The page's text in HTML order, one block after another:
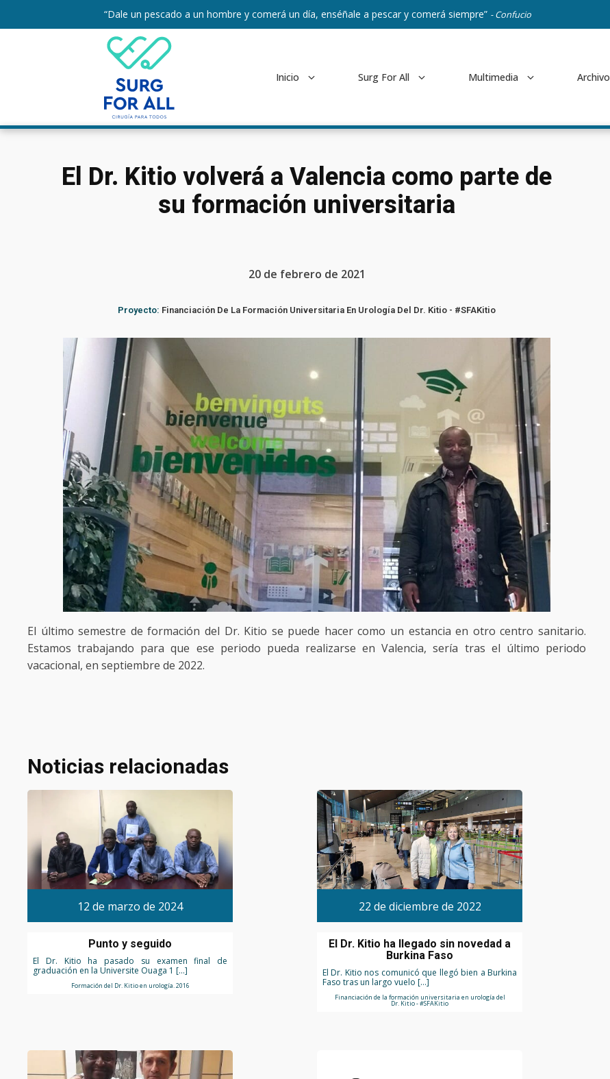
“Dale un pescado a un hombre y comerá un día, enséñale a pescar y comerá siempre” - Confucio
Inicio Surg For All Multimedia Archivo
El Dr. Kitio volverá a Valencia como parte de
su formación universitaria
20 de febrero de 2021
Proyecto: Financiación De La Formación Universitaria En Urología Del Dr. Kitio - #SFAKitio
El último semestre de formación del Dr. Kitio se puede hacer como un estancia en otro centro sanitario.
Estamos trabajando para que ese periodo pueda realizarse en Valencia, sería tras el último periodo
vacacional, en septiembre de 2022.
Noticias relacionadas
12 de marzo de 2024
Punto y seguido
El Dr. Kitio ha pasado su examen final de
graduación en la Universite Ouaga 1 […]
Formación del Dr. Kitio en urología. 2016
22 de diciembre de 2022
El Dr. Kitio ha llegado sin novedad a
Burkina Faso
El Dr. Kitio nos comunicó que llegó bien a Burkina
Faso tras un largo vuelo […]
Financiación de la formación universitaria en urología del
Dr. Kitio - #SFAKitio